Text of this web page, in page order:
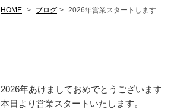
HOME ブログ 2026年営業スタートします
2026年あけましておめでとうございます
本日より営業スタートいたします。